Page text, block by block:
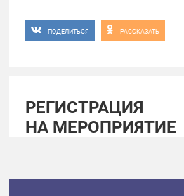
ПОДЕЛИТЬСЯ РАССКАЗАТЬ
РЕГИСТРАЦИЯ
НА МЕРОПРИЯТИЕ